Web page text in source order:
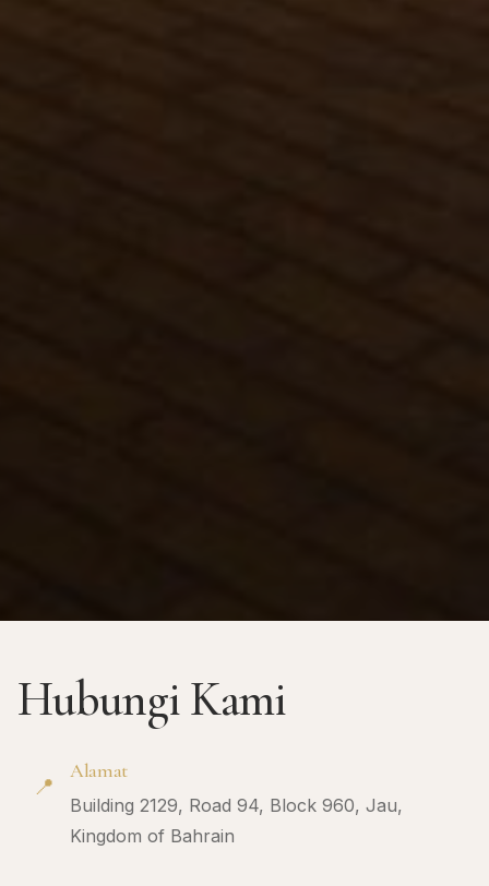
Hubungi Kami
📍
Alamat
Building 2129, Road 94, Block 960, Jau,
Kingdom of Bahrain